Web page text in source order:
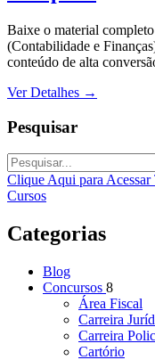
Baixe o material
(Contabilidade e
conteúdo de alta
Ver Detalhes →
Pesquisar
Clique Aqui para Acessar
Cursos
Categorias
Blog
Concursos 8
Área Fiscal
Carreira
Carreira
Cartório